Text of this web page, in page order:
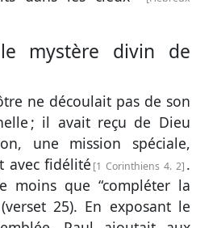
mystère divin de
ne découlait pas de son
; il avait reçu de Dieu
une mission spéciale,
avec fidélité 1 Corinthiens 4. 2 .
moins que “compléter la
verset 25). En exposant le